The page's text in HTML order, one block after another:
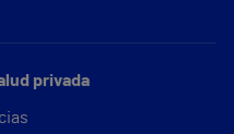
privada